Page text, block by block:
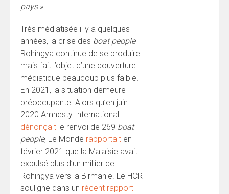
pays ».
Très médiatisée il y a quelques
années, la crise des boat people
Rohingya continue de se produire
mais fait l’objet d’une couverture
médiatique beaucoup plus faible.
En 2021, la situation demeure
préoccupante. Alors qu’en juin
2020 Amnesty International
dénonçait le renvoi de 269 boat
people, Le Monde rapportait en
février 2021 que la Malaisie avait
expulsé plus d’un millier de
Rohingya vers la Birmanie. Le HCR
souligne dans un récent rapport